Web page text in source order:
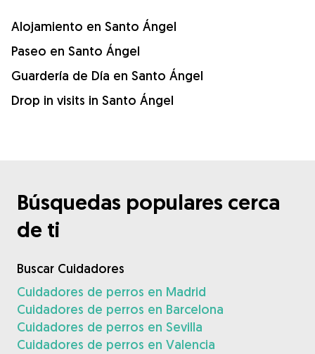
Alojamiento en Santo Ángel
Paseo en Santo Ángel
Guardería de Día en Santo Ángel
Drop in visits in Santo Ángel
Búsquedas populares cerca
de ti
Buscar Cuidadores
Cuidadores de perros en Madrid
Cuidadores de perros en Barcelona
Cuidadores de perros en Sevilla
Cuidadores de perros en Valencia